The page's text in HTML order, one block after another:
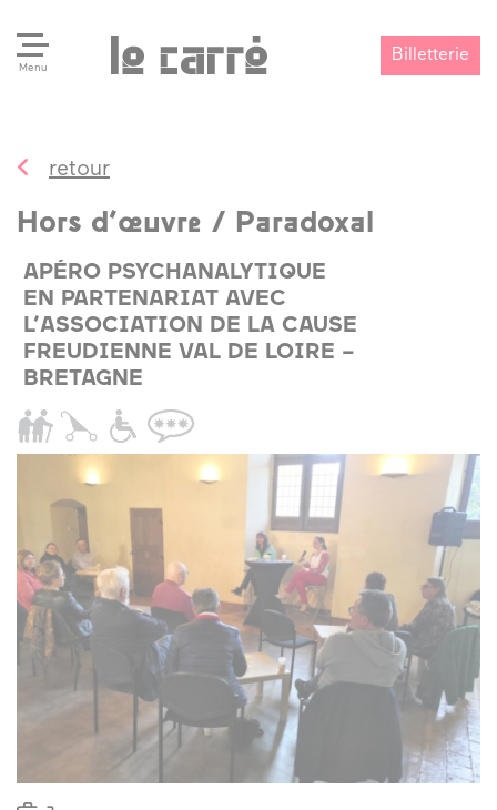
Menu
Billetterie
retour
Hors d’œuvre / Paradoxal
APÉRO PSYCHANALYTIQUE
EN PARTENARIAT AVEC
L’ASSOCIATION DE LA CAUSE
FREUDIENNE VAL DE LOIRE –
BRETAGNE